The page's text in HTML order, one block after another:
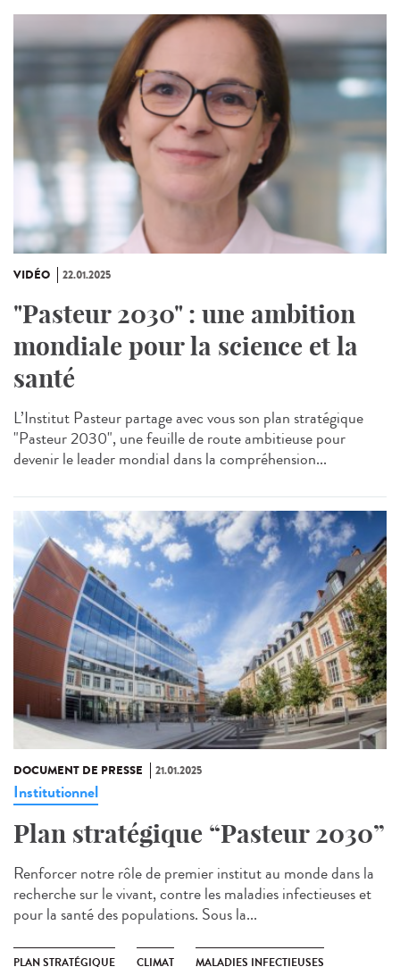
VIDÉO 22.01.2025
"Pasteur 2030" : une ambition
mondiale pour la science et la
santé
L’Institut Pasteur partage avec vous son plan stratégique
"Pasteur 2030", une feuille de route ambitieuse pour
devenir le leader mondial dans la compréhension...
DOCUMENT DE PRESSE 21.01.2025
Institutionnel
Plan stratégique “Pasteur 2030”
Renforcer notre rôle de premier institut au monde dans la
recherche sur le vivant, contre les maladies infectieuses et
pour la santé des populations. Sous la...
PLAN STRATÉGIQUE CLIMAT MALADIES INFECTIEUSES